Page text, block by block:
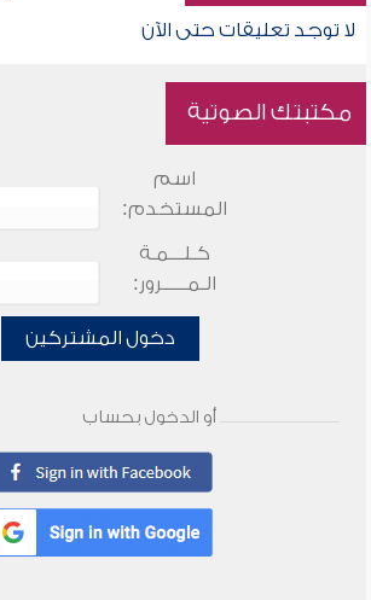
لا توجد تعليقات حتى الآن
مكتبتك الصوتية
اسم
المستخدم:
كـلـــمـة
الـمـــــرور:
دخول المشتركين
أو الدخول بحساب